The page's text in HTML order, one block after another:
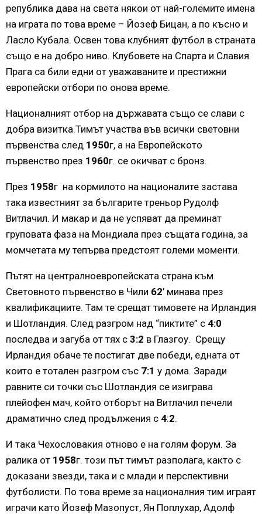
република дава на света някои от най-големите имена
на играта по това време – Йозеф Бицан, а по късно и
Ласло Кубала. Освен това клубният футбол в страната
също е на добро ниво. Клубовете на Спарта и Славия
Прага са били едни от уважаваните и престижни
европейски отбори по онова време.
Националният отбор на държавата също се слави с
добра визитка.Тимът участва във всички световни
първенства след 1950г, а на Европейското
първенство през 1960г. се окичват с бронз.
През 1958г на кормилото на националите застава
така известният за българите треньор Рудолф
Витлачил. И макар и да не успяват да преминат
груповата фаза на Мондиала през същата година, за
момчетата му тепърва предстоят големи моменти.
Пътят на централноевропейската страна към
Световното първенство в Чили 62’ минава през
квалификациите. Там те срещат тимовете на Ирландия
и Шотландия. След разгром над “пиктите” с 4:0
последва и загуба от тях с 3:2 в Глазгоу. Срещу
Ирландия обаче те постигат две победи, едната от
които е тотален разгром със 7:1 у дома. Заради
равните си точки със Шотландия се изиграва
плейофен мач, който отборът на Витлачил печели
драматично след продължения с 4:2.
И така Чехословакия отново е на голям форум. За
ралика от 1958г. този път тимът разполага, както с
доказани звезди, така и с млади и перспективни
футболисти. По това време за националния тим играят
играчи като Йозеф Мазопуст, Ян Поплухар, Адолф